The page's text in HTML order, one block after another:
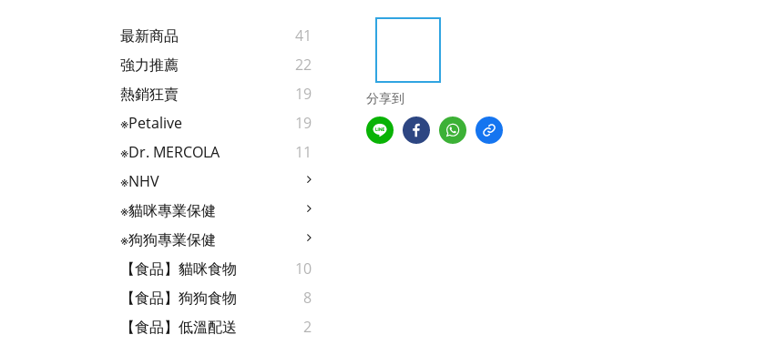
最新商品
41
強力推薦
22
熱銷狂賣
19
※Petalive
19
※Dr. MERCOLA
11
※NHV
※貓咪專業保健
※狗狗專業保健
【食品】貓咪食物
10
【食品】狗狗食物
8
【食品】低溫配送
2
分享到